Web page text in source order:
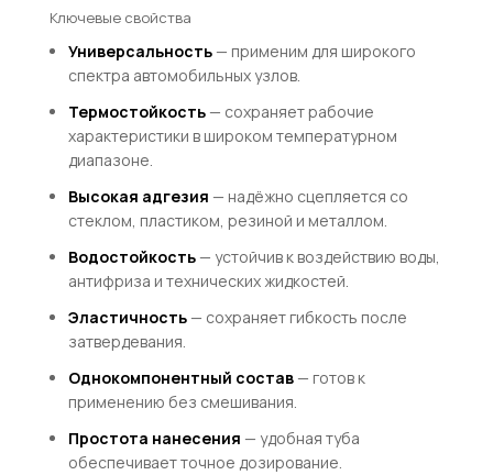
Ключевые свойства
Универсальность— применим для широкого
спектра автомобильных узлов.
Термостойкость— сохраняет рабочие
характеристики в широком температурном
диапазоне.
Высокая адгезия — надёжно сцепляется со
стеклом, пластиком, резиной и металлом.
Водостойкость— устойчив к воздействию воды,
антифриза и технических жидкостей.
Эластичность— сохраняет гибкость после
затвердевания.
Однокомпонентный состав— готов к
применению без смешивания.
Простота нанесения — удобная туба
обеспечивает точное дозирование.